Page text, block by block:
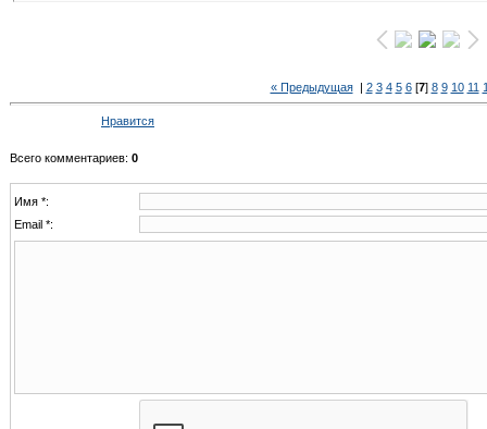
« Предыдущая| 2 3 4 5 6[7] 8 9 10 11
Нравится
Всего комментариев: 0
Имя *:
Email *: